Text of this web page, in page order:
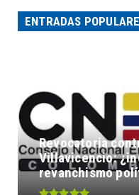
ENTRADAS
Revocatoria
Villavicencio:
revanchismo